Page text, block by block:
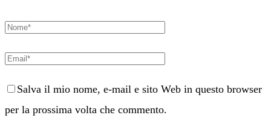
Salva il mio nome, e-mail e sito Web in questo browser
per la prossima volta che commento.